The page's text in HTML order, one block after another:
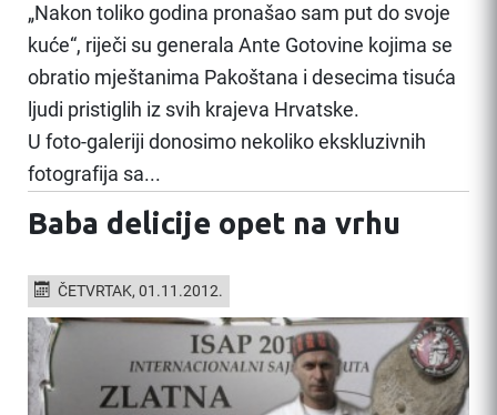
„Nakon toliko godina pronašao sam put do svoje
kuće“, riječi su generala Ante Gotovine kojima se
obratio mještanima Pakoštana i desecima tisuća
ljudi pristiglih iz svih krajeva Hrvatske.
U foto-galeriji donosimo nekoliko ekskluzivnih
fotografija sa...
Baba delicije opet na vrhu
ČETVRTAK, 01.11.2012.